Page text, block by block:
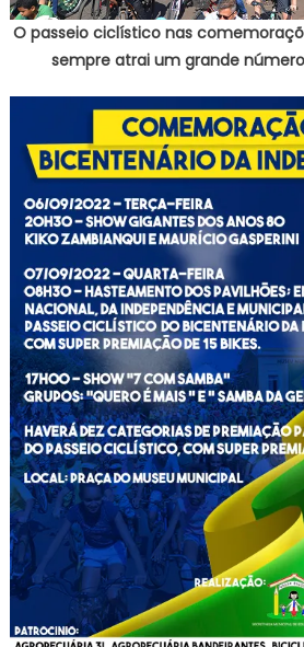
O passeio ciclístico nas
sempre atrai um grande